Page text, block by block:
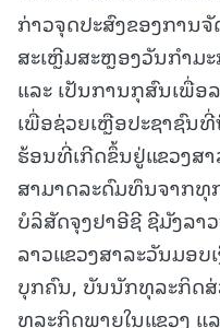
ກ່າວຈຸດປະສົງຂອງການ
ສະເຫຼີມສະຫຼອງວັນກໍາມ
ແລະ ເປັນການກຸສົນເພື່
ເພື່ອຊ່ວຍເຫຼືອປະຊາຊົນ
ຮ້ອນທີ່ເກີດຂຶ້ນຢູ່ແຂວງສາ
ສາມາດລະດົມທຶນຈາກທຸ
ບໍລິສັດຈຸງຢາອີຊີ ຊີມັງລາ
ລາວແຂວງສາລະວັນມອ
ບຸກຄົນ, ບັນນັກທຸລະກິດ
ທຸລະກິດພາຍໃນແຂວງ ແ